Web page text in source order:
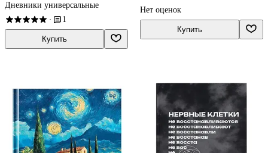
Дневники универсальные
· 1
Купить
Нет оценок
Купить